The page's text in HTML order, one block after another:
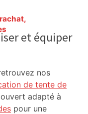
et équiper
nos
de tente de
adapté à
pour une